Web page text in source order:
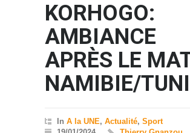
KORHOGO:
AMBIANCE
APRÈS LE
NAMIBIE/
In A la UNE, Actualité, Sport